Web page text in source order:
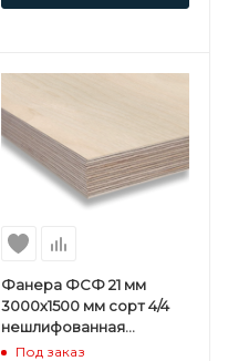
Фанера ФСФ 21 мм
3000х1500 мм сорт 4/4
нешлифованная
березовая
Под заказ